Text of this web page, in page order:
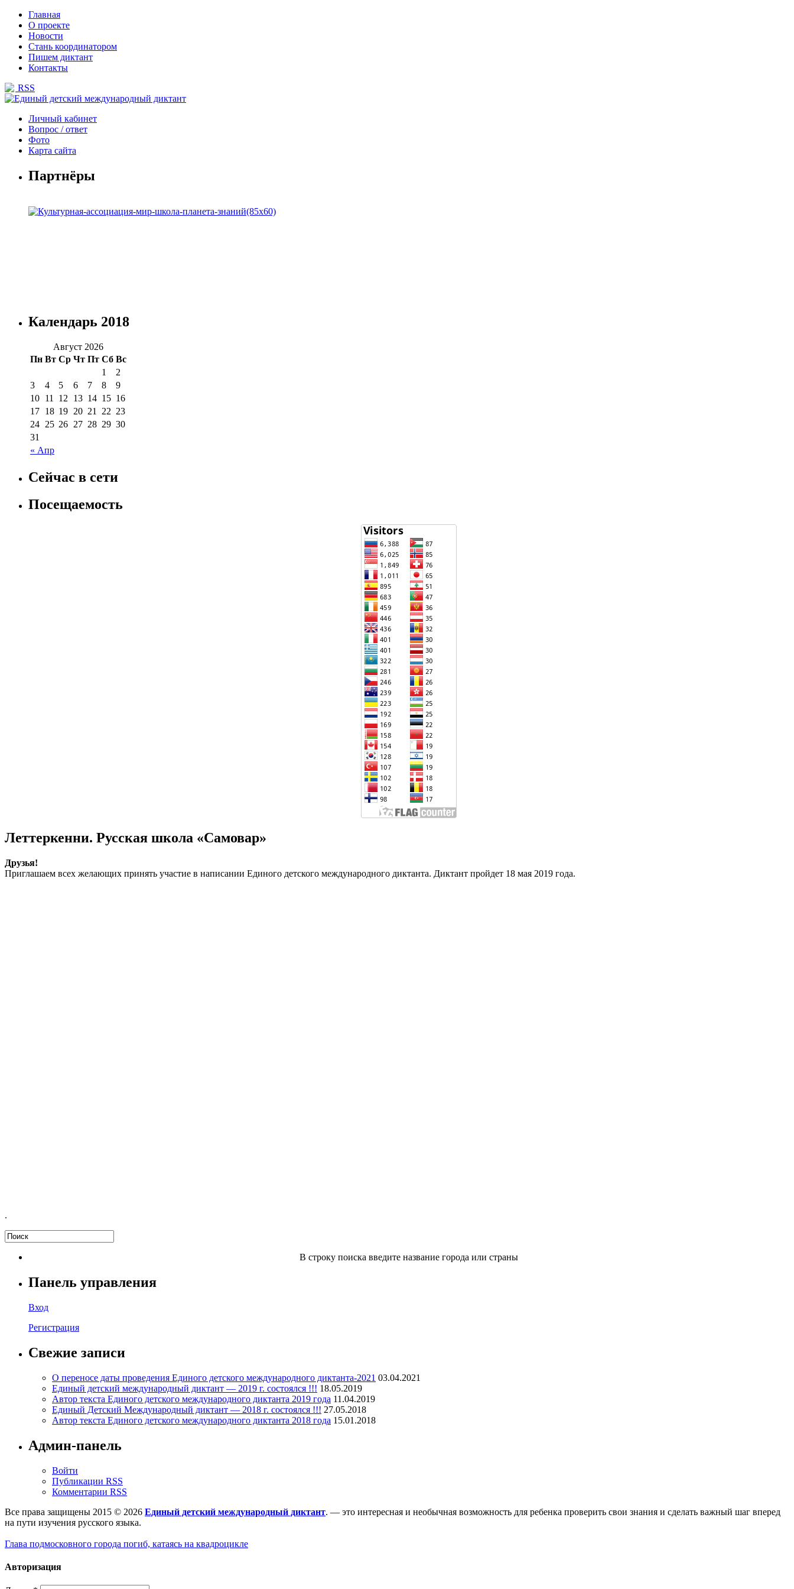
Главная
О проекте
Новости
Стань координатором
Пишем диктант
Контакты
RSS
Личный кабинет
Вопрос / ответ
Фото
Карта сайта
Партнёры
Календарь 2018
Август 2026
Пн Вт Ср Чт Пт Сб Вс
« Апр
1
2
3
4 5 6 7 8
9
10 11 12 13 14 15 16
17 18 19 20 21 22 23
24 25 26 27 28 29 30
31
Сейчас в сети
Посещаемость
Леттеркенни. Русская школа «Самовар»
Друзья!
Приглашаем всех желающих принять участие в написании Единого детского международного диктанта. Диктант пройдет 18 мая 2019 года.
.
В строку поиска введите название города или страны
Панель управления
Вход
Регистрация
Свежие записи
О переносе даты проведения Единого детского международного диктанта-2021 03.04.2021
Единый детский международный диктант — 2019 г. состоялся !!! 18.05.2019
Автор текста Единого детского международного диктанта 2019 года 11.04.2019
Единый Детский Международный диктант — 2018 г. состоялся !!! 27.05.2018
Автор текста Единого детского международного диктанта 2018 года 15.01.2018
Админ-панель
Войти
Публикации RSS
Комментарии RSS
Все права защищены 2015 © 2026 Единый детский международный диктант. — это интересная и необычная возможность для ребенка проверить свои знания и сделать важный шаг вперед
на пути изучения русского языка.
Глава подмосковного города погиб, катаясь на квадроцикле
Авторизация